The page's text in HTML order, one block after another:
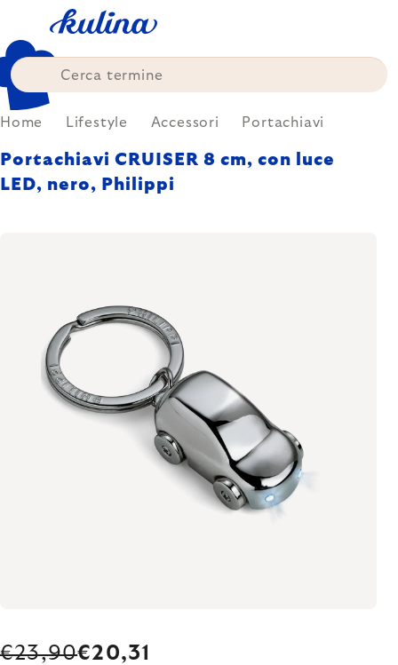
content
Home Lifestyle Accessori Portachiavi
Portachiavi CRUISER 8 cm, con luce
LED, nero, Philippi
€23,90€20,31